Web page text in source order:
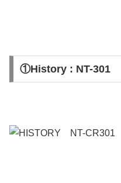
①History : NT-301